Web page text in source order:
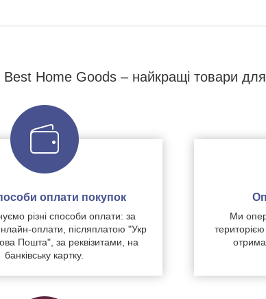
Best Home Goods – найкращі товари
оплати покупок
різні способи оплати: за
оплати, післяплатою "Укр
Пошта", за реквізитами, на
банківську картку.
Ми